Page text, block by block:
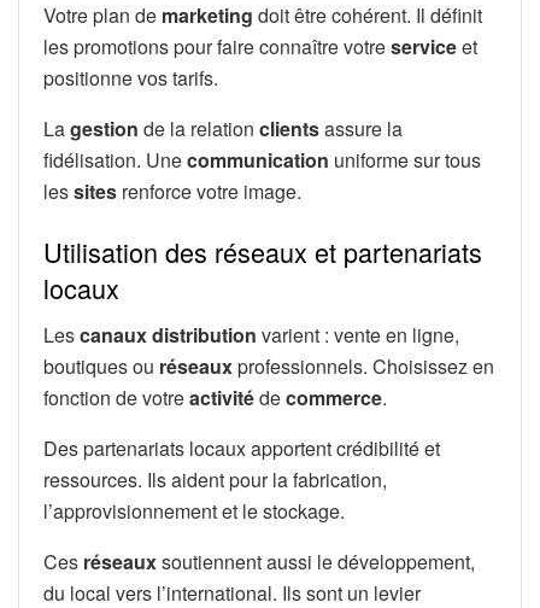
Votre plan de marketing doit être cohérent. Il définit
les promotions pour faire connaître votreserviceet
positionne vos tarifs.
Lagestion de la relation clientsassure la
fidélisation. Unecommunication uniforme sur tous
lessites renforce votre image.
Utilisation des réseaux et partenariats
locaux
Lescanaux distribution varient : vente en ligne,
boutiques ou réseauxprofessionnels. Choisissez en
fonction de votreactivitédecommerce.
Des partenariats locaux apportent crédibilité et
ressources. Ils aident pour la fabrication,
l’approvisionnement et le stockage.
Ces réseauxsoutiennent aussi le développement,
du local vers l’international. Ils sont un levier